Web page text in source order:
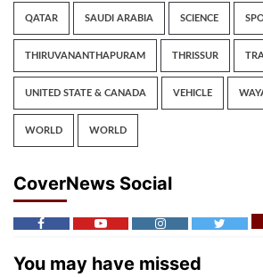
QATAR SAUDI ARABIA SCIENCE
THIRUVANANTHAPURAM THRISSUR
UNITED STATE & CANADA VEHICLE
WORLD WORLD
CoverNews Social
You may have missed